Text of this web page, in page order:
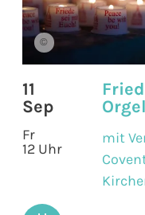
©
11
Sep
Fr
12 Uhr
mit